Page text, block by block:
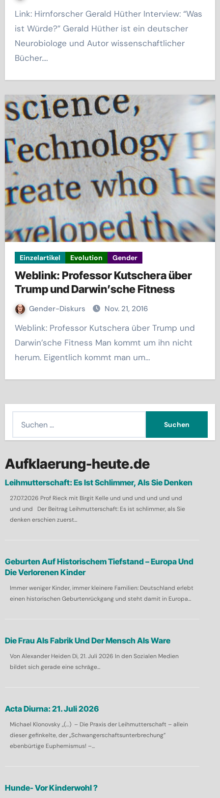
Link: Hirnforscher Gerald Hüther Interview: “Was
ist Würde?” Gerald Hüther ist ein deutscher
Neurobiologe und Autor wissenschaftlicher
Bücher.…
Einzelartikel Evolution Gender
Weblink: Professor Kutschera über
Trump und Darwin’sche Fitness
Gender-Diskurs Nov. 21, 2016
Weblink: Professor Kutschera über Trump und
Darwin’sche Fitness Man kommt um ihn nicht
herum. Eigentlich kommt man um…
h
n
n
a
Aufklaerung-heute.de
Leihmutterschaft: Es Ist Schlimmer, Als Sie Denken
27.07.2026 Prof Rieck mit Birgit Kelle und und und und und und
und und Der Beitrag Leihmutterschaft: Es ist schlimmer, als Sie
denken erschien zuerst...
Geburten Auf Historischem Tiefstand – Europa Und
Die Verlorenen Kinder
Immer weniger Kinder, immer kleinere Familien: Deutschland erlebt
einen historischen Geburtenrückgang und steht damit in Europa...
Die Frau Als Fabrik Und Der Mensch Als Ware
Von Alexander Heiden Di, 21. Juli 2026 In den Sozialen Medien
bildet sich gerade eine schräge...
Acta Diurna: 21. Juli 2026
Michael Klonovsky „(…) – Die Praxis der Leihmutterschaft – allein
dieser gefinkelte, der „Schwangerschaftsunterbrechung”
ebenbürtige Euphemismus! –...
Hunde- Vor Kinderwohl ?